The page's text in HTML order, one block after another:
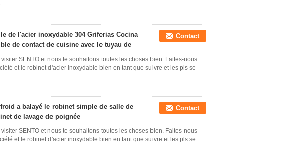
de l'acier inoxydable 304 Griferias Cocina
de contact de cuisine avec le tuyau de
Contact
SENTO et nous te souhaitons toutes les choses bien. Faites-nous
et le robinet d'acier inoxydable bien en tant que suivre et les pls se
a balayé le robinet simple de salle de
de lavage de poignée
Contact
SENTO et nous te souhaitons toutes les choses bien. Faites-nous
et le robinet d'acier inoxydable bien en tant que suivre et les pls se